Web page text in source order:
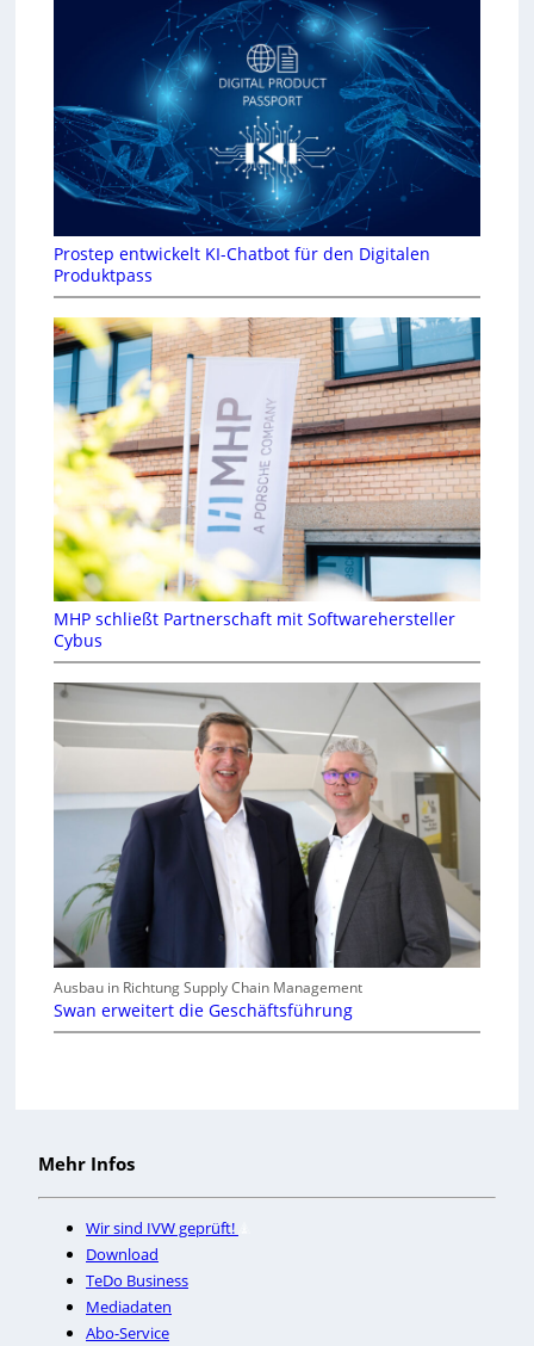
Prostep entwickelt KI-Chatbot für den Digitalen
Produktpass
MHP schließt Partnerschaft mit Softwarehersteller
Cybus
Ausbau in Richtung Supply Chain Management
Swan erweitert die Geschäftsführung
Mehr Infos
Wir sind IVW geprüft!
Download
TeDo Business
Mediadaten
Abo-Service